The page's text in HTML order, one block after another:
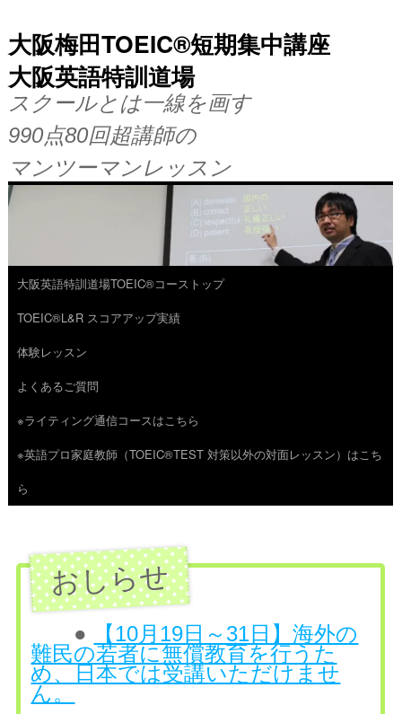
大阪梅田TOEIC®短期集中講座
大阪英語特訓道場
スクールとは一線を画す
990点80回超講師の
マンツーマンレッスン
コ
ン
テ
ン
ツ
へ
ス
大阪英語特訓道場TOEIC®コーストップ
TOEIC®L&R スコアアップ実績
体験レッスン
よくあるご質問
※ライティング通信コースはこちら
※英語プロ家庭教師（TOEIC®TEST 対策以外の対面レッスン）はこち
ら
●
【10月19日～31日】海外の
難民の若者に無償教育を行うた
め、日本では受講いただけませ
ん。